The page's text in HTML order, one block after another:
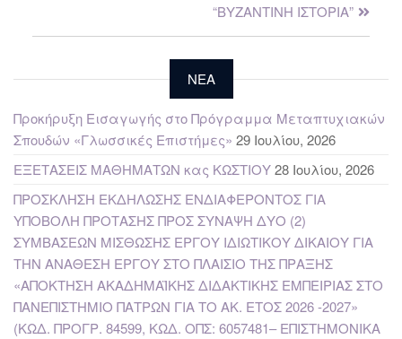
“ΒΥΖΑΝΤΙΝΗ ΙΣΤΟΡΙΑ”
NEA
Προκήρυξη Εισαγωγής στο Πρόγραμμα Μεταπτυχιακών
Σπουδών «Γλωσσικές Επιστήμες» 29 Ιουλίου, 2026
ΕΞΕΤΑΣΕΙΣ ΜΑΘΗΜΑΤΩΝ κας ΚΩΣΤΙΟΥ28 Ιουλίου, 2026
ΠΡΟΣΚΛΗΣΗ ΕΚΔΗΛΩΣΗΣ ΕΝΔΙΑΦΕΡΟΝΤΟΣ ΓΙΑ
ΥΠΟΒΟΛΗ ΠΡΟΤΑΣΗΣ ΠΡΟΣ ΣΥΝΑΨΗ ΔΥΟ (2)
ΣΥΜΒΑΣΕΩΝ ΜΙΣΘΩΣΗΣ ΕΡΓΟΥ ΙΔΙΩΤΙΚΟΥ ΔΙΚΑΙΟΥ ΓΙΑ
ΤΗΝ ΑΝΑΘΕΣΗ ΕΡΓΟΥ ΣΤΟ ΠΛΑΙΣΙΟ ΤΗΣ ΠΡΑΞΗΣ
«ΑΠΟΚΤΗΣΗ ΑΚΑΔΗΜΑΪΚΗΣ ΔΙΔΑΚΤΙΚΗΣ ΕΜΠΕΙΡΙΑΣ ΣΤΟ
ΠΑΝΕΠΙΣΤΗΜΙΟ ΠΑΤΡΩΝ ΓΙΑ ΤΟ ΑΚ. ΕΤΟΣ 2026 -2027»
(ΚΩΔ. ΠΡΟΓΡ. 84599, ΚΩΔ. ΟΠΣ: 6057481– ΕΠΙΣΤΗΜΟΝΙΚΑ